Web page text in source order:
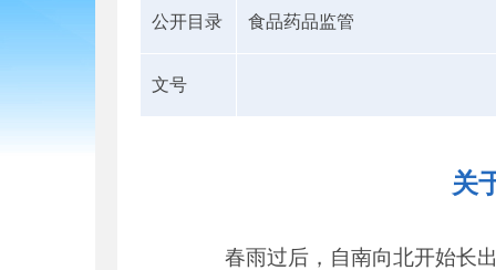
公开目录 食品药品监管
文号
关
春雨过后，自南向北开始长出